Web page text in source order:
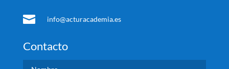
 info@acturacademia.es
Contacto